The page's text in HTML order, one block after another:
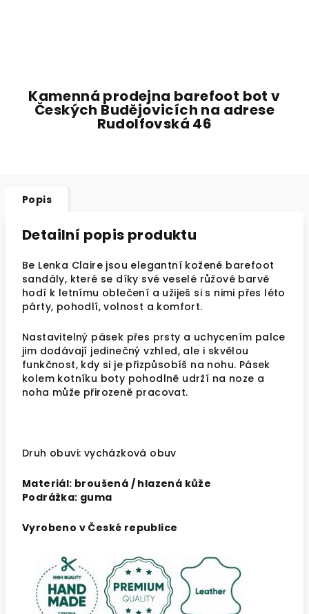
Kamenná prodejna barefoot bot v
Českých Budějovicích na adrese
Rudolfovská 46
Popis
Detailní popis produktu
Be Lenka Claire jsou elegantní kožené barefoot
sandály, které se díky své veselé růžové barvě
hodí k letnímu oblečení a užiješ si s nimi přes léto
párty, pohodlí, volnost a komfort.
Nastavitelný pásek přes prsty a uchycením palce
jim dodávají jedinečný vzhled, ale i skvělou
funkčnost, kdy si je přizpůsobíš na nohu. Pásek
kolem kotníku boty pohodlně udrží na noze a
noha může přirozeně pracovat.
Druh obuvi: vycházková obuv
Materiál: broušená / hlazená kůže
Podrážka: guma
Vyrobeno v České republice